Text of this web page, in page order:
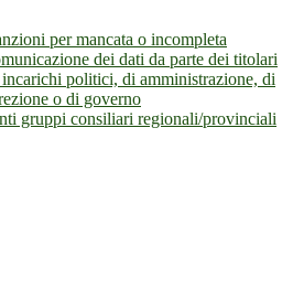
per mancata o incompleta
dei dati da parte dei titolari
politici, di amministrazione, di
o di governo
gruppi consiliari regionali/provinciali